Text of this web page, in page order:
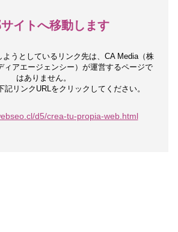
イトへ移動します
うとしているリンク先は、 CA Media（株
ィアエージェンシー）が運営するページで
はありません。
記リンクURLをクリックしてください。
d5/crea-tu-propia-web.html